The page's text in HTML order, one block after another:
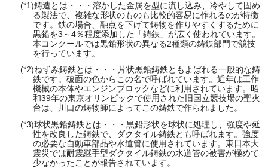
(*1)鋳造とは・・・溶かした金属を型に流し込み、冷やして固め
る製法で、複雑な形状のものも比較的容易に作れるのが特徴
です。鉄の場合、融点を下げて鋳物を作りやすくするために
黒鉛を3～4％程度添加した「鋳鉄」が広く使われています。
本コンクールでは黒鉛形状の異なる2種類の鋳鉄部門で競技
を行っています。
(*2)ねずみ鋳鉄とは・・・片状黒鉛鋳鉄ともよばれる一般的な鋳
鉄です。破面の色からこの名で呼ばれています。近年は工作
機械の本体やエンジンブロックなどに利用されています。昭
和39年の東京オリンピックで使用された旧国立競技場の聖火
台は、川口の鋳物師によってこの鋳鉄で作られました。
(*3)球状黒鉛鋳鉄とは・・・黒鉛形状を球状に処理し、強度や延
性を改良した鋳鉄で、ダクタイル鋳鉄とも呼ばれます。強度
の必要な自動車部品や水道管に使用されています。東日本大
震災では耐震継手型ダクタイル鋳鉄の水道管の被害が極めて
少なかったことが報告されています。